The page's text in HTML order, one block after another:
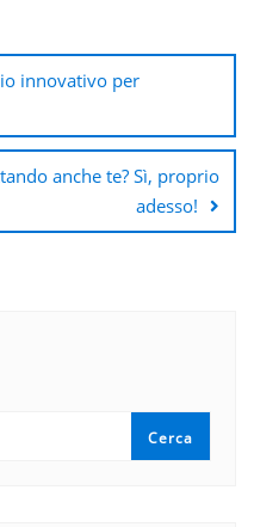
innovativo per
anche te? Sì, proprio
adesso!
Cerca